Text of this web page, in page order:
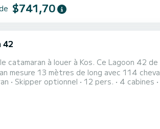
$741,70
42
catamaran à louer à Kos. Ce Lagoon 42
mesure 13 mètres de long avec 114 chevaux.
dispose de 4 toilettes avec douche Il dispose des équipements suivants : Pilote automatique,
Skipper optionnel 12 pers. 4 cabines